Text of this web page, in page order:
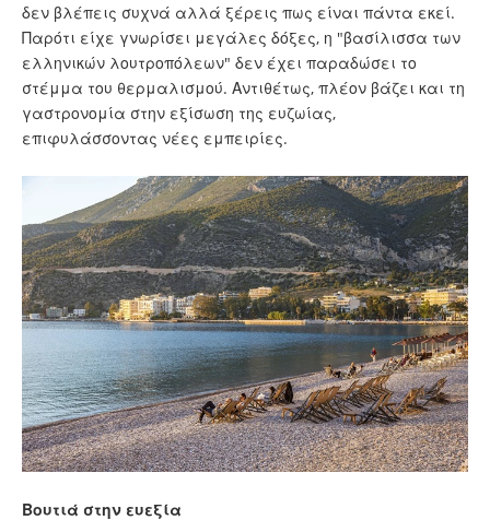
δεν βλέπεις συχνά αλλά ξέρεις πως είναι πάντα εκεί.
Παρότι είχε γνωρίσει μεγάλες δόξες, η "βασίλισσα των
ελληνικών λουτροπόλεων" δεν έχει παραδώσει το
στέμμα του θερμαλισμού. Αντιθέτως, πλέον βάζει και τη
γαστρονομία στην εξίσωση της ευζωίας,
επιφυλάσσοντας νέες εμπειρίες.
Βουτιά στην ευεξία